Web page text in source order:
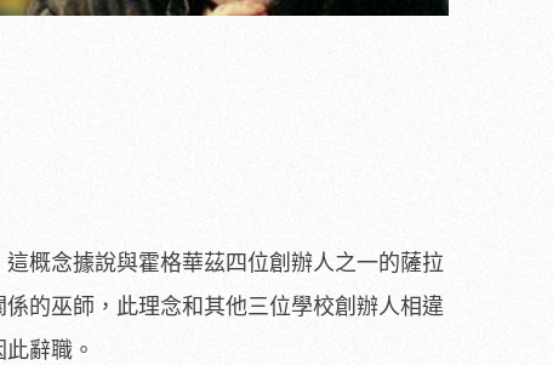
概念據說與霍格華茲四位創辦人之一的薩拉
的巫師，此理念和其他三位學校創辦人相違
辭職。